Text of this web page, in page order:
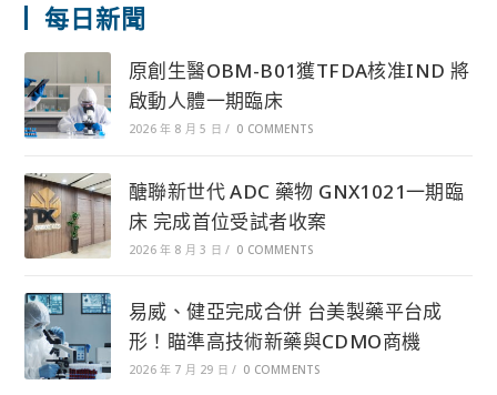
每日新聞
原創生醫OBM-B01獲TFDA核准IND 將
啟動人體一期臨床
2026 年 8 月 5 日 / 0 COMMENTS
醣聯新世代 ADC 藥物 GNX1021一期臨
床 完成首位受試者收案
2026 年 8 月 3 日 / 0 COMMENTS
易威、健亞完成合併 台美製藥平台成
形！瞄準高技術新藥與CDMO商機
2026 年 7 月 29 日 / 0 COMMENTS